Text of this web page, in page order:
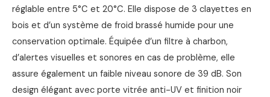
réglable entre 5°C et 20°C. Elle dispose de 3 clayettes en
bois et d’un système de froid brassé humide pour une
conservation optimale. Équipée d’un filtre à charbon,
d’alertes visuelles et sonores en cas de problème, elle
assure également un faible niveau sonore de 39 dB. Son
design élégant avec porte vitrée anti-UV et finition noir